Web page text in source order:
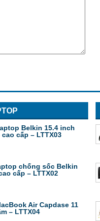
Belkin 15.4 inch
cấp – LTTX03
chống sốc Belkin
cấp – LTTX02
Air Capdase 11
– LTTX04